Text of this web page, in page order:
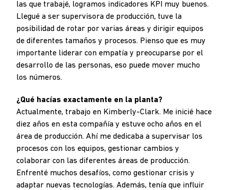
las que trabajé, logramos indicadores KPI muy buenos.
Llegué a ser supervisora de producción, tuve la
posibilidad de rotar por varias áreas y dirigir equipos
de diferentes tamaños y procesos. Pienso que es muy
importante liderar con empatía y preocuparse por el
desarrollo de las personas, eso puede mover mucho
los números.
¿Qué hacías exactamente en la planta?
Actualmente, trabajo en Kimberly-Clark. Me inicié hace
diez años en esta compañía y estuve ocho años en el
área de producción. Ahí me dedicaba a supervisar los
procesos con los equipos, gestionar cambios y
colaborar con las diferentes áreas de producción.
Enfrenté muchos desafíos, como gestionar crisis y
adaptar nuevas tecnologías. Además, tenía que influir